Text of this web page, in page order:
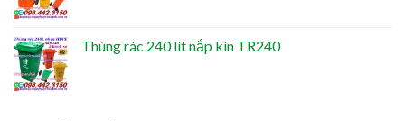
Thùng rác 240 lít nắp kín TR240